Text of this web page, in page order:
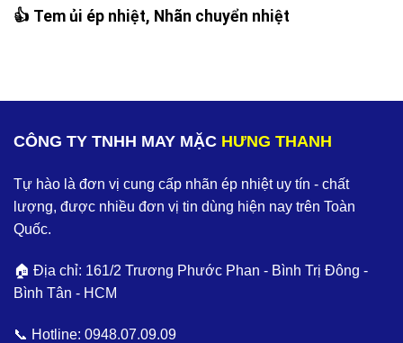
👍 Tem ủi ép nhiệt, Nhãn chuyển nhiệt
CÔNG TY TNHH MAY MẶC HƯNG THANH
Tự hào là đơn vị cung cấp nhãn ép nhiệt uy tín - chất
lượng, được nhiều đơn vị tin dùng hiện nay trên Toàn
Quốc.
🏠 Địa chỉ: 161/2 Trương Phước Phan - Bình Trị Đông -
Bình Tân - HCM
📞 Hotline: 0948.07.09.09